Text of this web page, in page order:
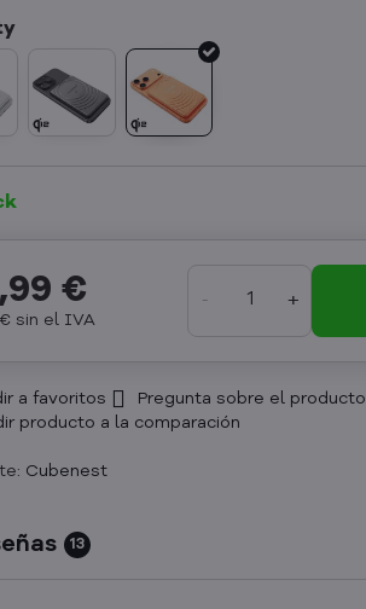
€
sin el IVA
a favoritos Pregunta sobre el producto
Cubenest
13